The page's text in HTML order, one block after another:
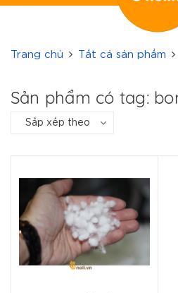
Trang chủ Tất cả sản phẩm
Sản phẩm có tag:
Sắp xếp theo